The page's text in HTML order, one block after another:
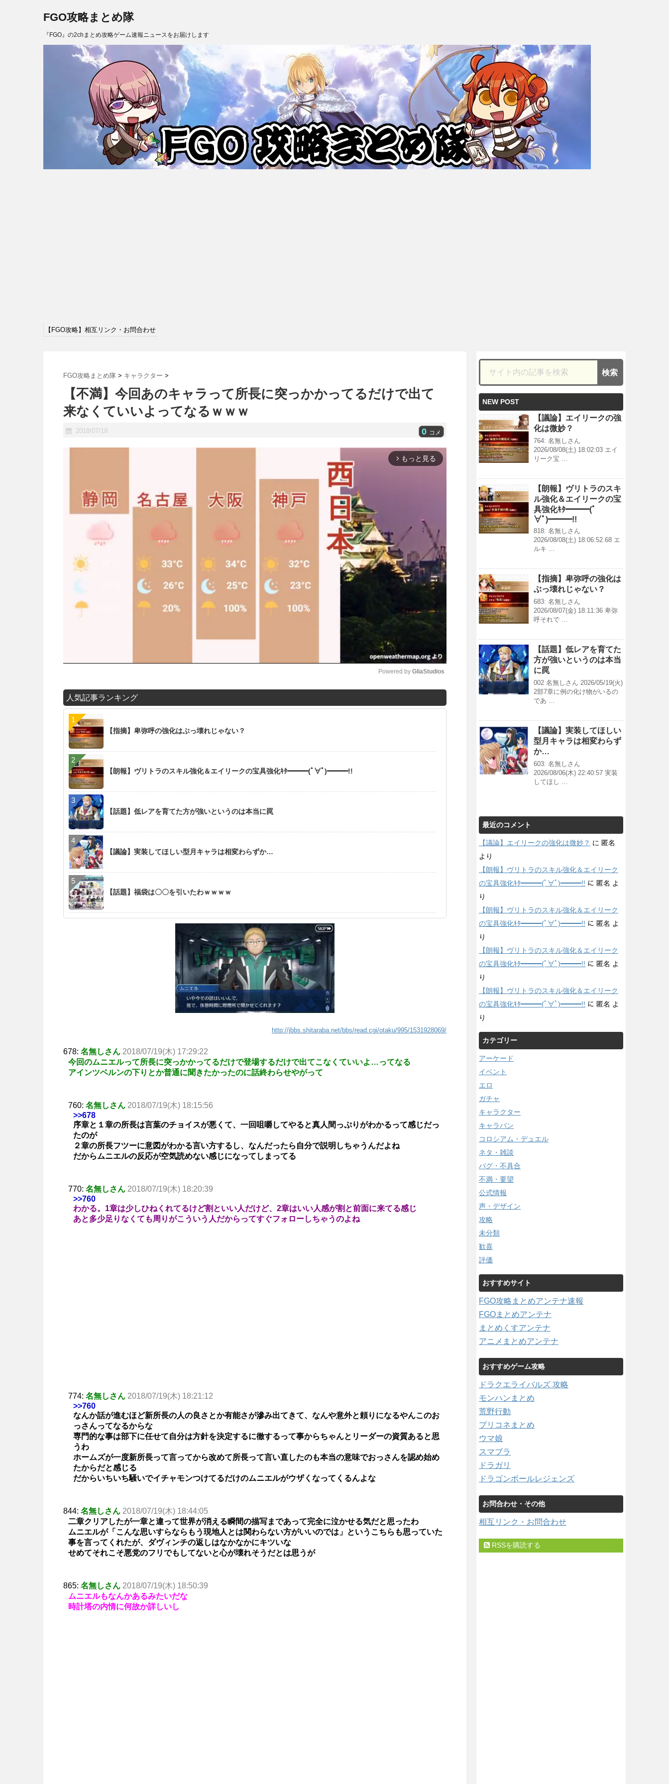
FGO攻略まとめ隊
『FGO』の2chまとめ攻略ゲーム速報ニュースをお届けします
【FGO攻略】相互リンク・お問合わせ
FGO攻略まとめ隊 > キャラクター >
【不満】今回あのキャラって所長に突っかかってるだけで出て
来なくていいよってなるｗｗｗ
2018/07/19 0 コメ
arrow_forward_ios もっと見る
Powered by GliaStudios
人気記事ランキング
【指摘】卑弥呼の強化はぶっ壊れじゃない？
【朗報】ヴリトラのスキル強化＆エイリークの宝具強化ｷﾀ━━━(ﾟ∀ﾟ)━━━!!
【話題】低レアを育てた方が強いというのは本当に罠
【議論】実装してほしい型月キャラは相変わらずか…
【話題】福袋は〇〇を引いたわｗｗｗｗ
http://jbbs.shitaraba.net/bbs/read.cgi/otaku/995/1531928069/
678: 名無しさん 2018/07/19(木) 17:29:22
今回のムニエルって所長に突っかかってるだけで登場するだけで出てこなくていいよ…ってなる
アインツベルンの下りとか普通に聞きたかったのに話終わらせやがって
760: 名無しさん 2018/07/19(木) 18:15:56
>>678
序章と１章の所長は言葉のチョイスが悪くて、一回咀嚼してやると真人間っぷりがわかるって感じだっ
たのが
２章の所長フツーに意図がわかる言い方するし、なんだったら自分で説明しちゃうんだよね
だからムニエルの反応が空気読めない感じになってしまってる
770: 名無しさん 2018/07/19(木) 18:20:39
>>760
わかる。1章は少しひねくれてるけど割といい人だけど、2章はいい人感が割と前面に来てる感じ
あと多少足りなくても周りがこういう人だからってすぐフォローしちゃうのよね
774: 名無しさん 2018/07/19(木) 18:21:12
>>760
なんか話が進むほど新所長の人の良さとか有能さが滲み出てきて、なんや意外と頼りになるやんこのお
っさんってなるからな
専門的な事は部下に任せて自分は方針を決定するに徹するって事からちゃんとリーダーの資質あると思
うわ
ホームズが一度新所長って言ってから改めて所長って言い直したのも本当の意味でおっさんを認め始め
たからだと感じる
だからいちいち騒いでイチャモンつけてるだけのムニエルがウザくなってくるんよな
844: 名無しさん 2018/07/19(木) 18:44:05
二章クリアしたが一章と違って世界が消える瞬間の描写まであって完全に泣かせる気だと思ったわ
ムニエルが「こんな思いすらならもう現地人とは関わらない方がいいのでは」というこちらも思っていた
事を言ってくれたが、ダヴィンチの返しはなかなかにキツいな
せめてそれこそ悪党のフリでもしてないと心が壊れそうだとは思うが
865: 名無しさん 2018/07/19(木) 18:50:39
ムニエルもなんかあるみたいだな
時計塔の内情に何故か詳しいし
NEW POST
【議論】エイリークの強
化は微妙？
764: 名無しさん
2026/08/08(土) 18:02:03 エイ
リーク宝 …
【朗報】ヴリトラのスキ
ル強化＆エイリークの宝
具強化ｷﾀ━━━(ﾟ
∀ﾟ)━━━!!
818: 名無しさん
2026/08/08(土) 18:06:52.68 エ
ルキ …
【指摘】卑弥呼の強化は
ぶっ壊れじゃない？
683: 名無しさん
2026/08/07(金) 18:11:36 卑弥
呼それで …
【話題】低レアを育てた
方が強いというのは本当
に罠
002 名無しさん 2026/05/19(火)
2部7章に例の化け物がいるの
であ …
【議論】実装してほしい
型月キャラは相変わらず
か…
603: 名無しさん
2026/08/06(木) 22:40:57 実装
してほし …
最近のコメント
【議論】エイリークの強化は微妙？ に 匿名
より
【朗報】ヴリトラのスキル強化＆エイリーク
の宝具強化ｷﾀ━━━(ﾟ∀ﾟ)━━━!! に 匿名 よ
り
【朗報】ヴリトラのスキル強化＆エイリーク
の宝具強化ｷﾀ━━━(ﾟ∀ﾟ)━━━!! に 匿名 よ
り
【朗報】ヴリトラのスキル強化＆エイリーク
の宝具強化ｷﾀ━━━(ﾟ∀ﾟ)━━━!! に 匿名 よ
り
【朗報】ヴリトラのスキル強化＆エイリーク
の宝具強化ｷﾀ━━━(ﾟ∀ﾟ)━━━!! に 匿名 よ
り
カテゴリー
アーケード
イベント
エロ
ガチャ
キャラクター
キャラバン
コロシアム・デュエル
ネタ・雑談
バグ・不具合
不満・要望
公式情報
声・デザイン
攻略
未分類
歓喜
評価
おすすめサイト
FGO攻略まとめアンテナ速報
FGOまとめアンテナ
まとめくすアンテナ
アニメまとめアンテナ
おすすめゲーム攻略
ドラクエライバルズ 攻略
モンハンまとめ
荒野行動
プリコネまとめ
ウマ娘
スマブラ
ドラガリ
ドラゴンボールレジェンズ
お問合わせ・その他
相互リンク・お問合わせ
RSSを購読する